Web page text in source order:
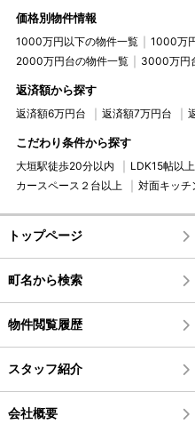
価格別物件情報
1000万円以下の物件一覧
1000万
2000万円台の物件一覧
3000万円
返済額から探す
返済額6万円台 返済額7万円台
こだわり条件から探す
大垣駅徒歩20分以内 LDK15帖以上
カースペース２台以上
対面キッチ
トップページ
町名から検索
物件閲覧履歴
スタッフ紹介
会社概要